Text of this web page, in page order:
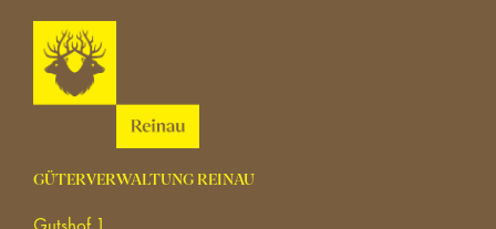
GÜTERVERWALTUNG REINAU
Gutshof 1